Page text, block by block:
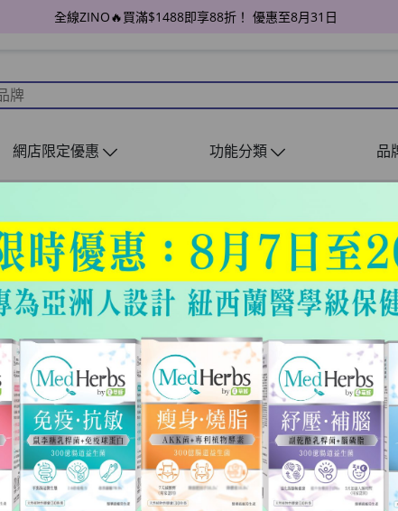
全線ZINO🔥買滿$1488即享88折！ 優惠至8月31日
網店限定優惠 功能分類 品